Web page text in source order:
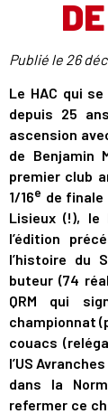
Publié le 26
Le HAC qui
depuis 25
ascension
de Benjamin
premier club
1/16e de finale
Lisieux (!),
l’édition
l’histoire du
buteur (74
QRM qui
championnat
couacs
l’US
dans la
refermer ce